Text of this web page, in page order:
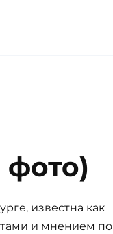
фото)
известна как
и мнением по